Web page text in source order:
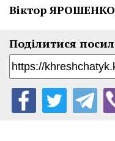
Віктор ЯРОШЕНКО